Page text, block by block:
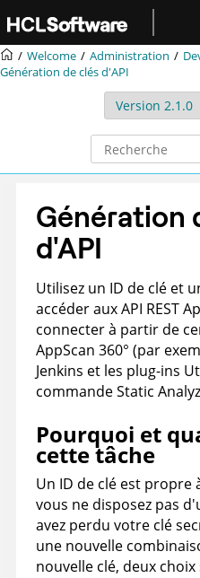
Aller au contenu principal
Welcome Administration
Génération de clés d'API
Génération
d'API
Utilisez un ID de clé et
accéder aux API REST
connecter à partir de
AppScan 360° (par
Jenkins et les plug-ins
commande Static
Pourquoi et
cette tâche
Un ID de clé est propre
vous ne disposez pas
avez perdu votre clé
une nouvelle
nouvelle clé, deux